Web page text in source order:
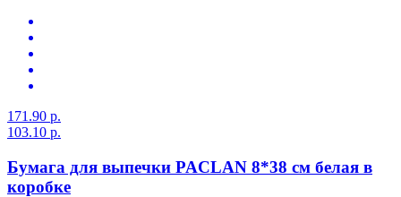
171.90 р.
103.10 р.
Бумага для выпечки PACLAN 8*38 см белая в
коробке